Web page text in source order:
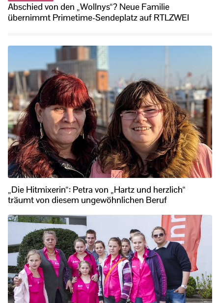
Abschied von den „Wollnys“? Neue Familie
übernimmt Primetime-Sendeplatz auf RTLZWEI
„Die Hitmixerin“: Petra von „Hartz und herzlich“
träumt von diesem ungewöhnlichen Beruf